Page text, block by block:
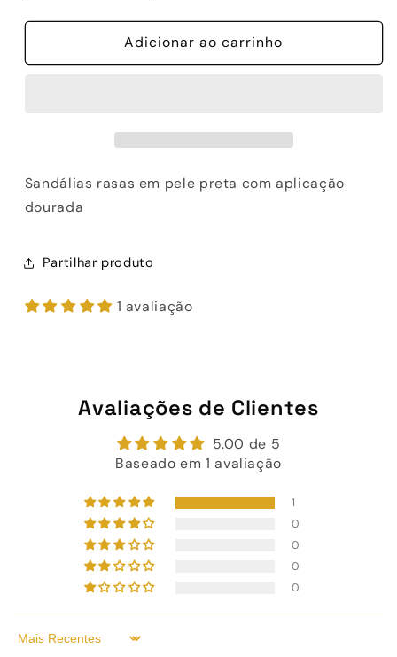
quantidade
SANDÁLIAS
quantidade
de
SANDÁLIAS
Adicionar ao carrinho
Sandálias rasas em pele preta com aplicação
dourada
Partilhar produto
1 avaliação
Avaliações de Clientes
5.00 de 5
Baseado em 1 avaliação
1
0
0
0
0
Sort by